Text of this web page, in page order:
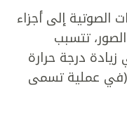
الصوتية إلى أجزاء
تتسبب
درجة حرارة
(في عملية تسمى